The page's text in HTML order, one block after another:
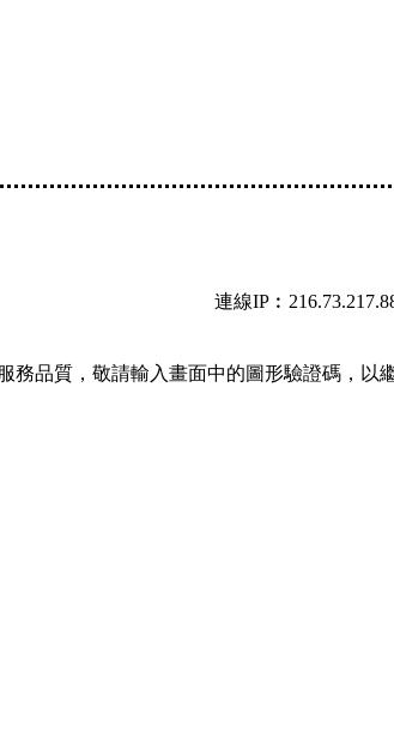
連線
務品質，敬請輸入畫面中的圖形驗證碼，以